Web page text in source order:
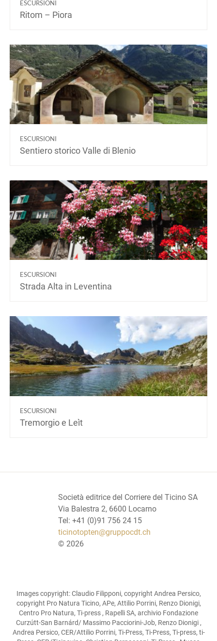
ESCURSIONI
Ritom – Piora
ESCURSIONI
Sentiero storico Valle di Blenio
ESCURSIONI
Strada Alta in Leventina
ESCURSIONI
Tremorgio e Leìt
Società editrice del Corriere del Ticino SA
Via Balestra 2, 6600 Locarno
Tel: +41 (0)91 756 24 15
ticinotopten@gruppocdt.ch
© 2026
Images copyright: Claudio Filipponi, copyright Andrea Persico,
copyright Pro Natura Ticino, APe, Attilio Porrini, Renzo Dionigi,
Centro Pro Natura, Ti-press , Rapelli SA, archivio Fondazione
Curzútt-San Barnárd/ Massimo Pacciorini-Job, Renzo Dionigi ,
Andrea Persico, CER/Attilio Porrini, Ti-Press, Ti-Press, Ti-press, ti-